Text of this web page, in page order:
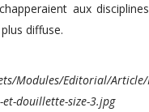
aux disciplines
diffuse.
Modules/Editorial/
et-douillette-size-3.jpg